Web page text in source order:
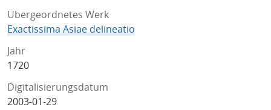
Übergeordnetes Werk
Exactissima Asiae delineatio
Jahr
1720
Digitalisierungsdatum
2003-01-29